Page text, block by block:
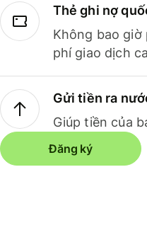
Thẻ ghi nợ
Không bao
phí giao dịch
Gửi tiền ra
Giúp tiền của
Đăng ký